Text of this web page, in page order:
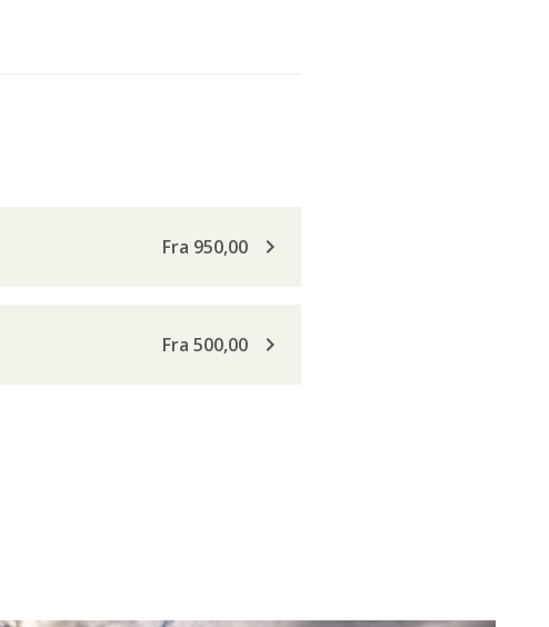
Fra 950,00 keyboard_arrow_right
Fra 500,00 keyboard_arrow_right